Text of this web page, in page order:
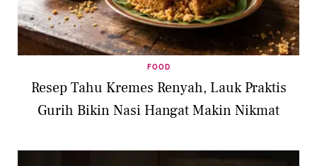
FOOD
Resep Tahu Kremes Renyah, Lauk Praktis
Gurih Bikin Nasi Hangat Makin Nikmat